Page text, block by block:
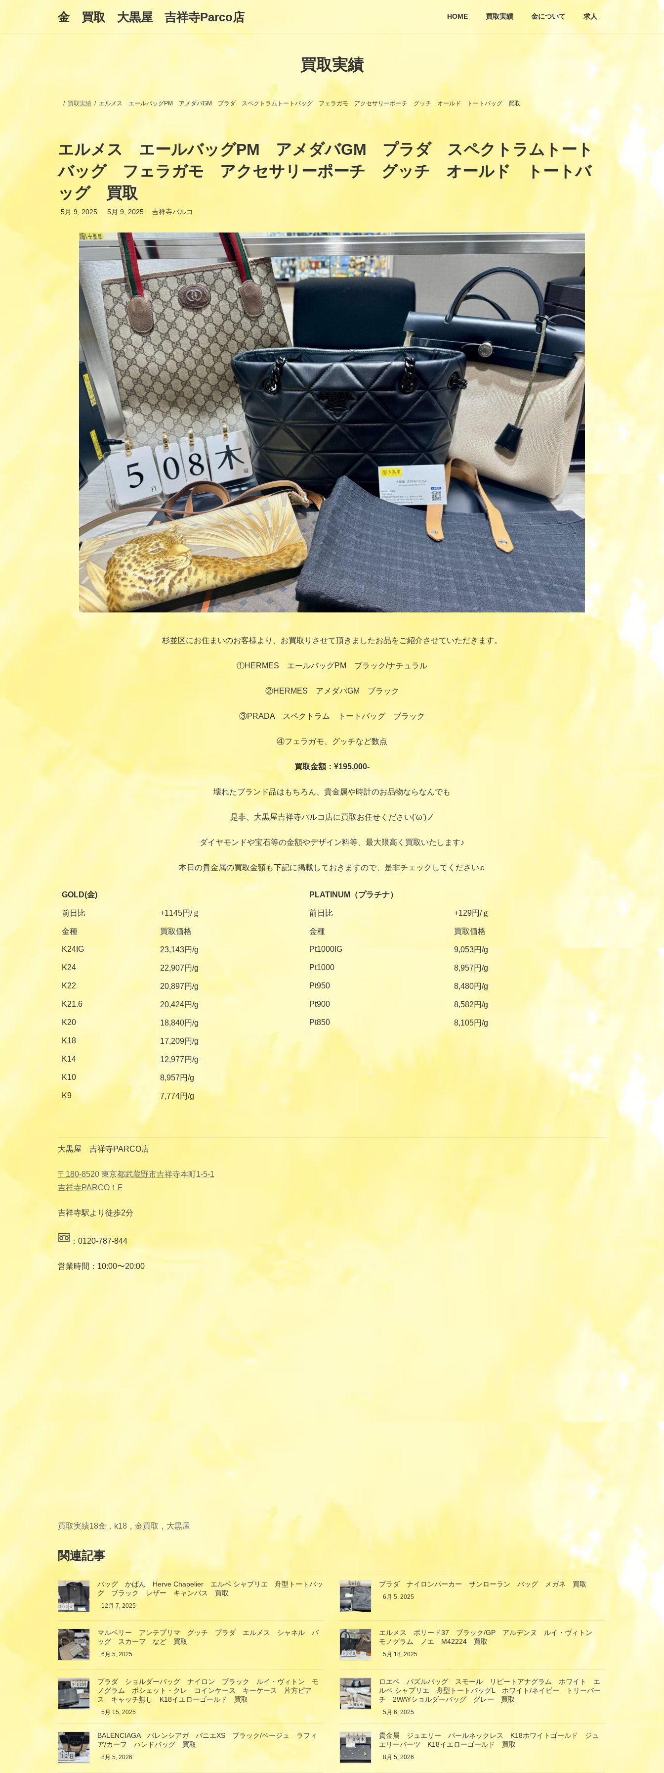
金 買取 大黒屋 吉祥寺Parco店 HOME 買取実績 金について 求人
買取実績
買取実績 エルメス エールバッグPM アメダバGM プラダ スペクトラムトートバッグ フェラガモ アクセサリーポーチ グッチ オールド トートバッグ 買取
エルメス エールバッグPM アメダバGM プラダ スペクトラムトート
バッグ フェラガモ アクセサリーポーチ グッチ オールド トートバ
ッグ 買取
5月 9, 2025
最
新
日
:
5月 9, 2025 吉祥寺パルコ
杉並区にお住まいのお客様より、お買取りさせて頂きましたお品をご紹介させていただきます。
①HERMES エールバッグPM ブラック/ナチュラル
②HERMES アメダバGM ブラック
③PRADA スペクトラム トートバッグ ブラック
④フェラガモ、グッチなど数点
買取金額：¥195,000-
壊れたブランド品はもちろん、貴金属や時計のお品物ならなんでも
是非、大黒屋吉祥寺パルコ店に買取お任せください('ω')ノ
ダイヤモンドや宝石等の金額やデザイン料等、最大限高く買取いたします♪
本日の貴金属の買取金額も下記に掲載しておきますので、是非チェックしてください♫
GOLD(金) PLATINUM（プラチナ）
前日比 +1145円/ｇ 前日比 +129円/ｇ
金種 買取価格 金種 買取価格
K24IG 23,143円/g Pt1000IG 9,053円/g
K24 22,907円/g Pt1000 8,957円/g
K22 20,897円/g Pt950 8,480円/g
K21.6 20,424円/g Pt900 8,582円/g
K20 18,840円/g Pt850 8,105円/g
K18 17,209円/g
K14 12,977円/g
K10 8,957円/g
K9 7,774円/g
大黒屋 吉祥寺PARCO店
〒180-8520 東京都武蔵野市吉祥寺本町1-5-1
吉祥寺PARCO１F
吉祥寺駅より徒歩2分
：0120-787-844
営業時間：10:00〜20:00
買取実績18金，k18，金買取，大黒屋
関連記事
バッグ かばん Herve Chapelier エルベ シャプリエ 舟型トートバッ
グ ブラック レザー キャンバス 買取
12月 7, 2025
プラダ ナイロンパーカー サンローラン バッグ メガネ 買取
6月 5, 2025
マルベリー アンテプリマ グッチ プラダ エルメス シャネル バ
ッグ スカーフ など 買取
6月 5, 2025
エルメス ボリード37 ブラック/GP アルデンヌ ルイ・ヴィトン
モノグラム ノエ M42224 買取
5月 18, 2025
プラダ ショルダーバッグ ナイロン ブラック ルイ・ヴィトン モ
ノグラム ポシェット・クレ コインケース キーケース 片方ピア
ス キャッチ無し K18イエローゴールド 買取
5月 15, 2025
ロエベ パズルバッグ スモール リピートアナグラム ホワイト エ
ルベ シャプリエ 舟型トートバッグL ホワイト/ネイビー トリーバー
チ 2WAYショルダーバッグ グレー 買取
5月 6, 2025
BALENCIAGA バレンシアガ パニエXS ブラック/ベージュ ラフィ
ア/カーフ ハンドバッグ 買取
8月 5, 2026
貴金属 ジュエリー パールネックレス K18ホワイトゴールド ジュ
エリーパーツ K18イエローゴールド 買取
8月 5, 2026